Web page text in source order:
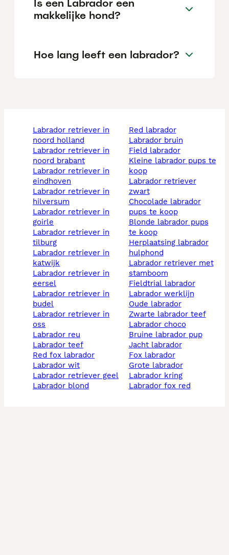
Is een Labrador een
makkelijke hond?
Hoe lang leeft een labrador?
labrador retriever in
noord holland
labrador retriever in
noord brabant
labrador retriever in
eindhoven
labrador retriever in
hilversum
labrador retriever in
goirle
labrador retriever in
tilburg
labrador retriever in
katwijk
labrador retriever in
eersel
labrador retriever in
budel
labrador retriever in
oss
labrador reu
labrador teef
red fox labrador
labrador wit
labrador retriever geel
labrador blond
red labrador
labrador bruin
field labrador
kleine labrador pups te
koop
labrador retriever
zwart
chocolade labrador
pups te koop
blonde labrador pups
te koop
herplaatsing labrador
hulphond
labrador retriever met
stamboom
fieldtrial labrador
labrador werklijn
oude labrador
zwarte labrador teef
labrador choco
bruine labrador pup
jacht labrador
fox labrador
grote labrador
labrador kring
labrador fox red